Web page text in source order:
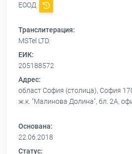
ЕООД
Транслитерация:
MSTel LTD.
ЕИК:
205188572
Адрес:
област София (столица), София
ж.к. "Малинова Долина", бл. 2А,
Основана:
22.06.2018
Статус: